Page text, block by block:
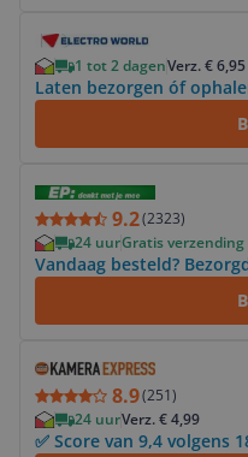
1 tot 2 dagenVerz. € 6,95
Laten bezorgen óf
9.2(2323)
24 uurGratis verzending
Vandaag besteld?
8.9(251)
24 uurVerz. € 4,99
✅ Score van 9,4 volgens